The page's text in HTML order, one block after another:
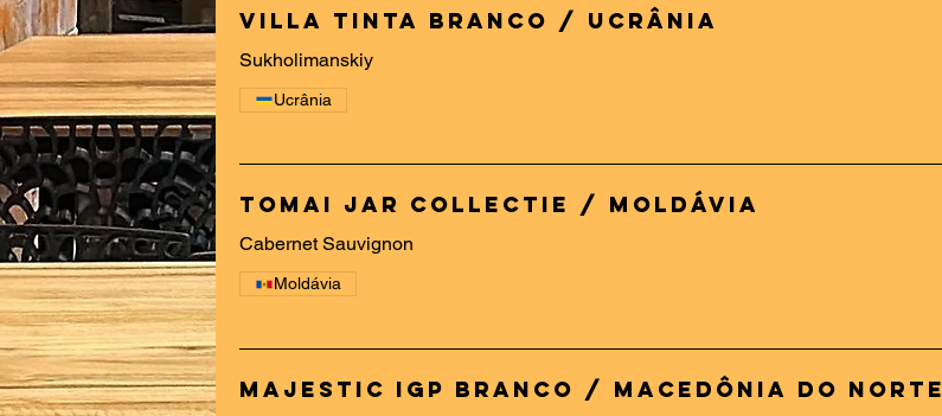
Villa Tinta Branco / Ucrânia
Sukholimanskiy
Ucrânia
Tomai Jar Collectie / Moldávia
Cabernet Sauvignon
Moldávia
Majestic IGP Branco / Macedônia do Norte